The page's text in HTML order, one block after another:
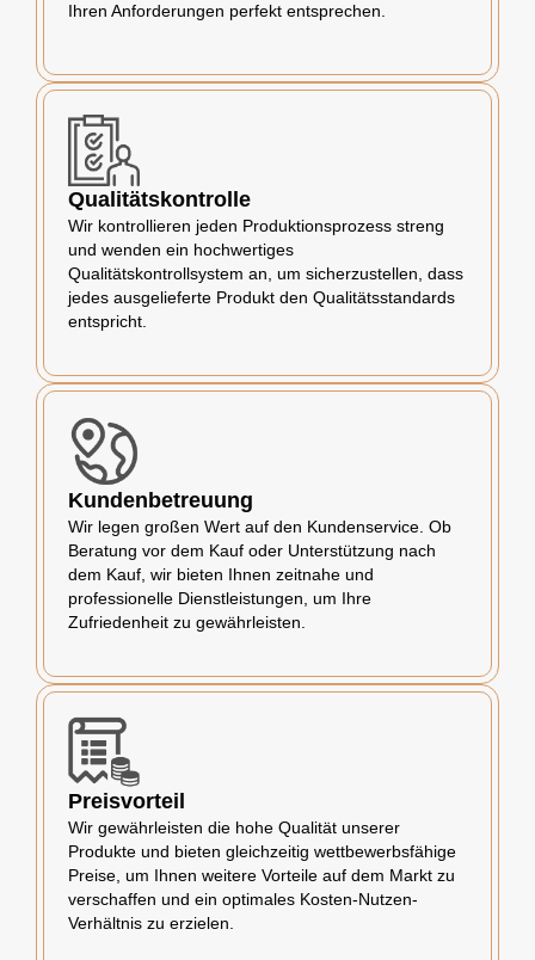
Ihren Anforderungen perfekt entsprechen.
Qualitätskontrolle
Wir kontrollieren jeden Produktionsprozess streng
und wenden ein hochwertiges
Qualitätskontrollsystem an, um sicherzustellen, dass
jedes ausgelieferte Produkt den Qualitätsstandards
entspricht.
Kundenbetreuung
Wir legen großen Wert auf den Kundenservice. Ob
Beratung vor dem Kauf oder Unterstützung nach
dem Kauf, wir bieten Ihnen zeitnahe und
professionelle Dienstleistungen, um Ihre
Zufriedenheit zu gewährleisten.
Preisvorteil
Wir gewährleisten die hohe Qualität unserer
Produkte und bieten gleichzeitig wettbewerbsfähige
Preise, um Ihnen weitere Vorteile auf dem Markt zu
verschaffen und ein optimales Kosten-Nutzen-
Verhältnis zu erzielen.